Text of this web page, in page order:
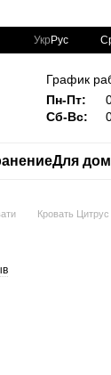
Укр Рус
График
Пн-Пт:
Сб-Вс:
Для
Кровать